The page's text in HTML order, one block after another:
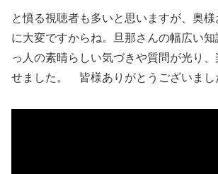
と憤る視聴者も多いと思いますが、奥
に大変ですからね。旦那さんの幅広い
っ人の素晴らしい気づきや質問が光り
せました。 皆様ありがとうございまし